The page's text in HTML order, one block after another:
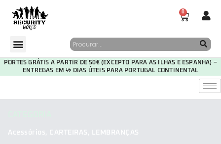
0
PORTES GRÁTIS A PARTIR DE 50€ (EXCEPTO PARA AS ILHAS E ESPANHA) –
ENTREGAS EM ½ DIAS ÚTEIS PARA PORTUGAL CONTINENTAL
Acessórios, CARTEIRAS , LEMBRANÇAS